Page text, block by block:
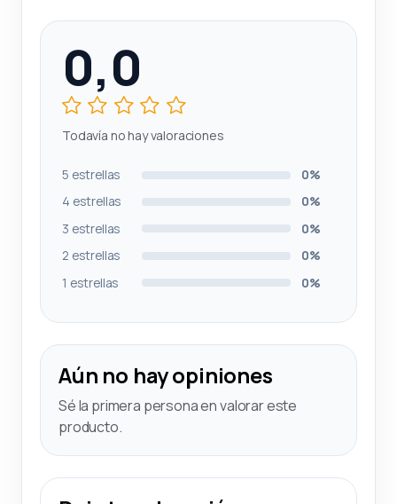
0,0
Todavía no hay valoraciones
5 estrellas
0%
4 estrellas
0%
3 estrellas
0%
2 estrellas
0%
1 estrellas
0%
Aún no hay opiniones
Sé la primera persona en valorar este
producto.